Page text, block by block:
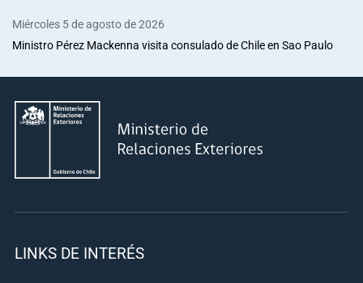
Miércoles 5 de agosto de 2026
Ministro Pérez Mackenna visita consulado de Chile en Sao Paulo
LINKS DE INTERÉS